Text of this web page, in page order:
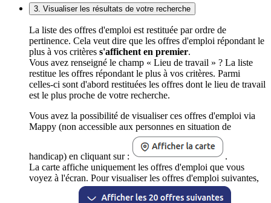
3. Visualiser les résultats de votre recherche
La liste des offres d'emploi est restituée par ordre de
pertinence. Cela veut dire que les offres d'emploi répondant le
plus à vos critères s'affichent en premier.
Vous avez renseigné le champ « Lieu de travail » ? La liste
restitue les offres répondant le plus à vos critères. Parmi
celles-ci sont d'abord restituées les offres dont le lieu de travail
est le plus proche de votre recherche.
Vous avez la possibilité de visualiser ces offres d'emploi via
Mappy (non accessible aux personnes en situation de
handicap) en cliquant sur :
.
La carte affiche uniquement les offres d'emploi que vous
voyez à l'écran. Pour visualiser les offres d'emploi suivantes,